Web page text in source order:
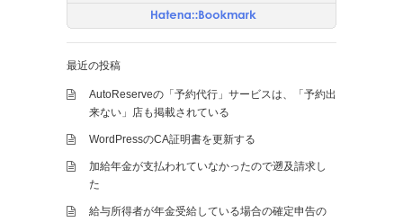
最近の投稿
AutoReserveの「予約代行」サービスは、「予約出
来ない」店も掲載されている
WordPressのCA証明書を更新する
加給年金が支払われていなかったので遡及請求し
た
給与所得者が年金受給している場合の確定申告の